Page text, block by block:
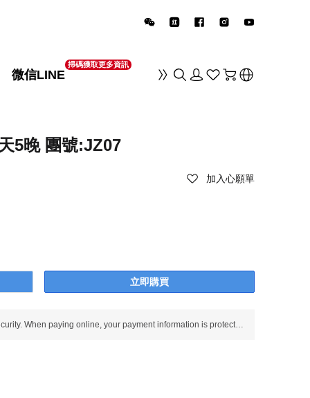
微信LINE
掃碼獲取更多資訊
5晚 團號:JZ07
加入心願單
立即購買
Use SSL protocol to ensure payment security. When paying online, your payment information is protected.